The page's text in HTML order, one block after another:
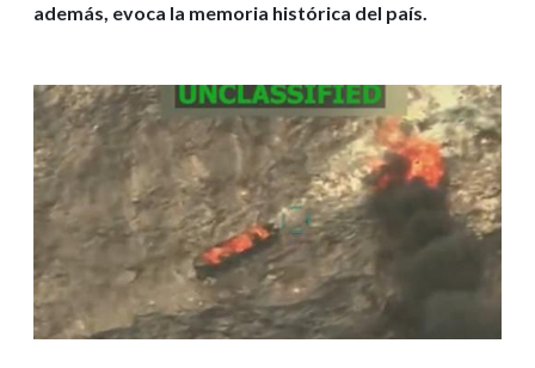
además, evoca la memoria histórica del país.